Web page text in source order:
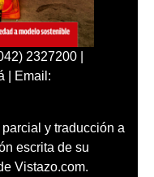
2327200 |
| Email:
y traducción a
escrita de su
Vistazo.com.